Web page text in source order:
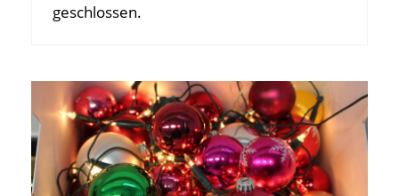
geschlossen.